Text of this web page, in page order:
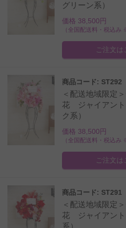
グリーン系）
価格 38,500円
（全国配送料・税込み
ご注文は
商品コード: ST292
＜配送地域限定
花 ジャイアン
ク系）
価格 38,500円
（全国配送料・税込み
ご注文は
商品コード: ST291
＜配送地域限定
花 ジャイアン
系）